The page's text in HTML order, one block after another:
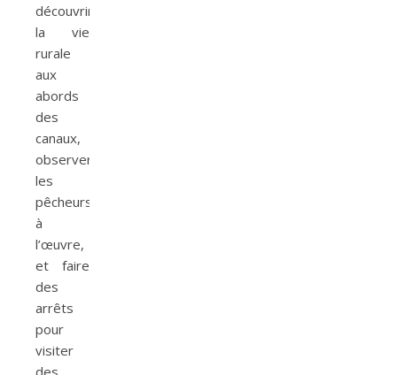
découvrir
la vie
rurale
aux
abords
des
canaux,
observer
les
pêcheurs
à
l’œuvre,
et faire
des
arrêts
pour
visiter